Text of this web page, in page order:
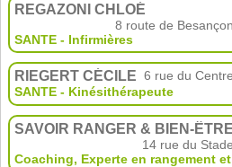
REGAZONI CHLOÉ
8 route de
SANTE - Infirmières
RIEGERT CÉCILE 6 rue du
SANTE - Kinésithérapeute
SAVOIR RANGER & BIEN-ÊTRE
14 rue du
Coaching, Experte en rangement